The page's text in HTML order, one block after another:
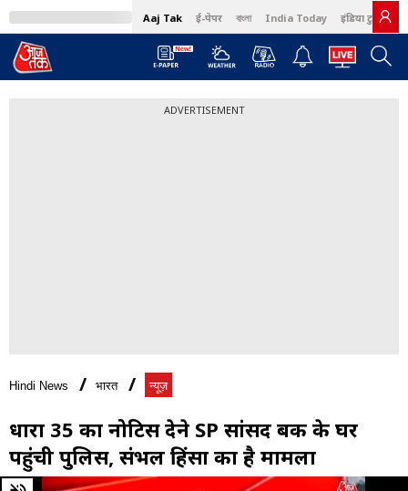
Aaj Tak ई-पेपर বাংলা India Today इंडिया टुडे हिंदी
ADVERTISEMENT
Hindi News भारत न्यूज़
धारा 35 का नोटिस देने SP सांसद बर्क के घर
पहुंची पुलिस, संभल हिंसा का है मामला
0